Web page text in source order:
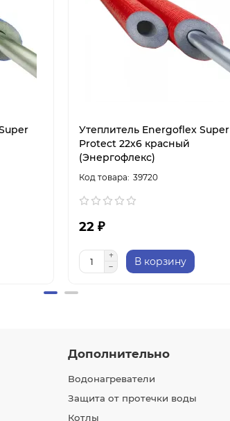
Утеплитель Energoflex Super
Protect 22х6 красный
(Энергофлекс)
39720
22 ₽
В корзину
Дополнительно
Водонагреватели
Защита от протечки воды
Котлы